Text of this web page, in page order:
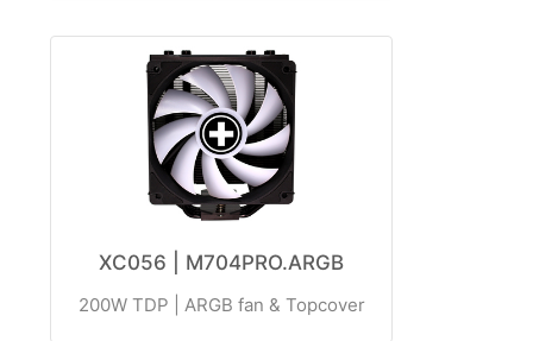
XC056 | M704PRO.ARGB
200W TDP | ARGB fan & Topcover